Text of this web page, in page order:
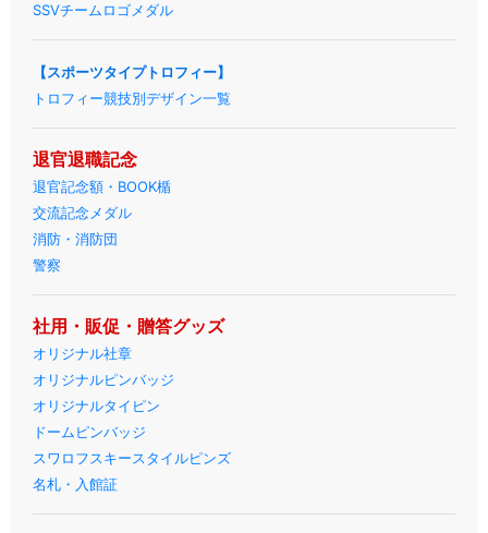
SSVチームロゴメダル
【スポーツタイプトロフィー】
トロフィー競技別デザイン一覧
退官退職記念
退官記念額・BOOK楯
交流記念メダル
消防・消防団
警察
社用・販促・贈答グッズ
オリジナル社章
オリジナルピンバッジ
オリジナルタイピン
ドームピンバッジ
スワロフスキースタイルピンズ
名札・入館証